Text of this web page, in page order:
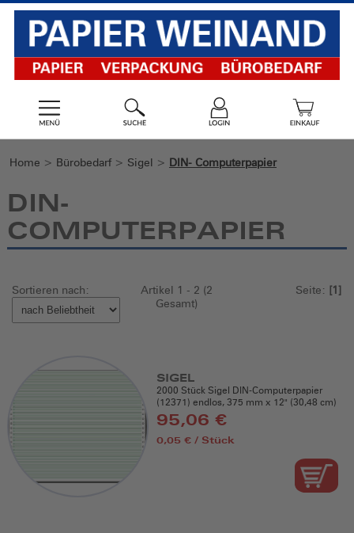
Home > Bürobedarf > Sigel > DIN- Computerpapier
DIN-
COMPUTERPAPIER
Sortieren nach:
Artikel 1 - 2 (2
Gesamt)
Seite: [1]
SIGEL
2000 Stück Sigel DIN-Computerpapier
(12371) endlos, 375 mm x 12" (30,48 cm)
95,06 €
0,05 € / Stück